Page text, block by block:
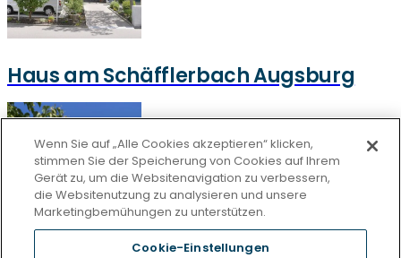
Haus am Schäfflerbach Augsburg
Wenn Sie auf „Alle Cookies akzeptieren“ klicken,
stimmen Sie der Speicherung von Cookies auf Ihrem
Gerät zu, um die Websitenavigation zu verbessern,
die Websitenutzung zu analysieren und unsere
Marketingbemühungen zu unterstützen.
Cookie-Einstellungen